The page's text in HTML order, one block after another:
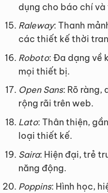
dụng cho báo chí
Raleway: Thanh
các thiết kế thời
Roboto: Đa dạng về
mọi thiết bị.
Open Sans: Rõ ràng,
rộng rãi trên web.
Lato: Thân thiện,
loại thiết kế.
Saira: Hiện đại, trẻ
năng động.
Poppins: Hình học,